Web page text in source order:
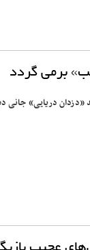
برمی گردد
«دزدان دریایی»